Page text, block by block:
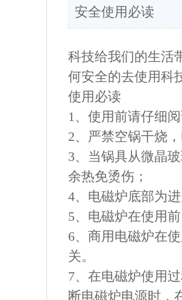
安全使用必读​
科技给我们的生活
何安全的去使用科
使用必读
1、使用前请仔细
2、严禁空锅干烧
3、当锅具从微晶
余热免烫伤；
4、电磁炉底部为
5、电磁炉在使用
6、商用电磁炉在
关。
7、在电磁炉使用
断电磁炉电源时，